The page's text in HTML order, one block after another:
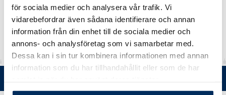
för sociala medier och analysera vår trafik. Vi
vidarebefordrar även sådana identifierare och annan
information från din enhet till de sociala medier och
annons- och analysföretag som vi samarbetar med.
Dessa kan i sin tur kombinera informationen med annan
information som du har tillhandahållit eller som de har
Material rPET
Tel. +358 (0)19 5215 200 • Mustanlähteentie 5, FIN 07230 Askola •